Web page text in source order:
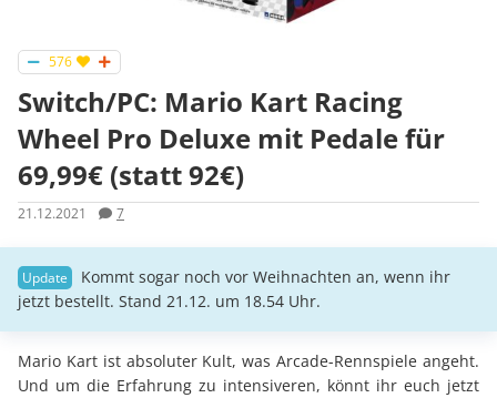
576
Switch/PC: Mario Kart Racing
Wheel Pro Deluxe mit Pedale für
69,99€ (statt 92€)
21.12.2021 7
Kommt sogar noch vor Weihnachten an, wenn ihr
jetzt bestellt. Stand 21.12. um 18.54 Uhr.
Mario Kart ist absoluter Kult, was Arcade-Rennspiele angeht.
Und um die Erfahrung zu intensiveren, könnt ihr euch jetzt